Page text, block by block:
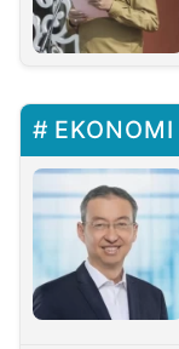
EKONOMI